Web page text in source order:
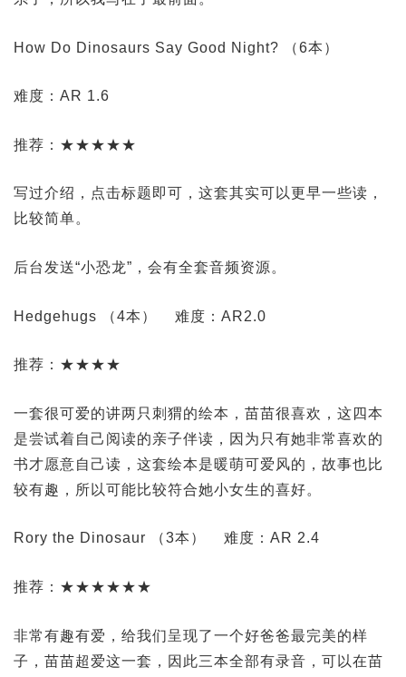
How Do Dinosaurs Say Good Night? （6本）
难度：AR 1.6
推荐：★★★★★
写过介绍，点击标题即可，这套其实可以更早一些读，
比较简单。
后台发送“小恐龙”，会有全套音频资源。
Hedgehugs （4本） 难度：AR2.0
推荐：★★★★
一套很可爱的讲两只刺猬的绘本，苗苗很喜欢，这四本
是尝试着自己阅读的亲子伴读，因为只有她非常喜欢的
书才愿意自己读，这套绘本是暖萌可爱风的，故事也比
较有趣，所以可能比较符合她小女生的喜好。
Rory the Dinosaur （3本） 难度：AR 2.4
推荐：★★★★★★
非常有趣有爱，给我们呈现了一个好爸爸最完美的样
子，苗苗超爱这一套，因此三本全部有录音，可以在苗